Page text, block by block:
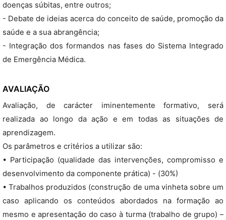
doenças súbitas, entre outros;
- Debate de ideias acerca do conceito de saúde, promoção da
saúde e a sua abrangência;
- Integração dos formandos nas fases do Sistema Integrado
de Emergência Médica.
AVALIAÇÃO
Avaliação, de carácter iminentemente formativo, será
realizada ao longo da ação e em todas as situações de
aprendizagem.
Os parâmetros e critérios a utilizar são:
• Participação (qualidade das intervenções, compromisso e
desenvolvimento da componente prática) - (30%)
• Trabalhos produzidos (construção de uma vinheta sobre um
caso aplicando os conteúdos abordados na formação ao
mesmo e apresentação do caso à turma (trabalho de grupo) –